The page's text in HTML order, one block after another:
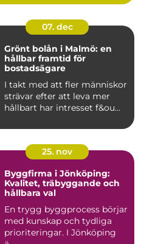
07. dec
Grönt bolån i Malmö: en
hållbar framtid för
bostadsägare
I takt med att fler människor
strävar efter att leva mer
hållbart har intresset f&ou...
25. nov
Byggfirma i Jönköping:
Kvalitet, träbyggande och
hållbara val
En trygg byggprocess börjar
med kunskap och tydliga
prioriteringar. I Jönköping